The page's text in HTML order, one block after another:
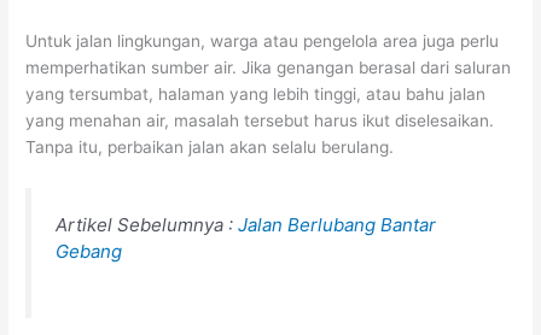
Untuk jalan lingkungan, warga atau pengelola area juga perlu
memperhatikan sumber air. Jika genangan berasal dari saluran
yang tersumbat, halaman yang lebih tinggi, atau bahu jalan
yang menahan air, masalah tersebut harus ikut diselesaikan.
Tanpa itu, perbaikan jalan akan selalu berulang.
Artikel Sebelumnya :Jalan Berlubang Bantar
Gebang